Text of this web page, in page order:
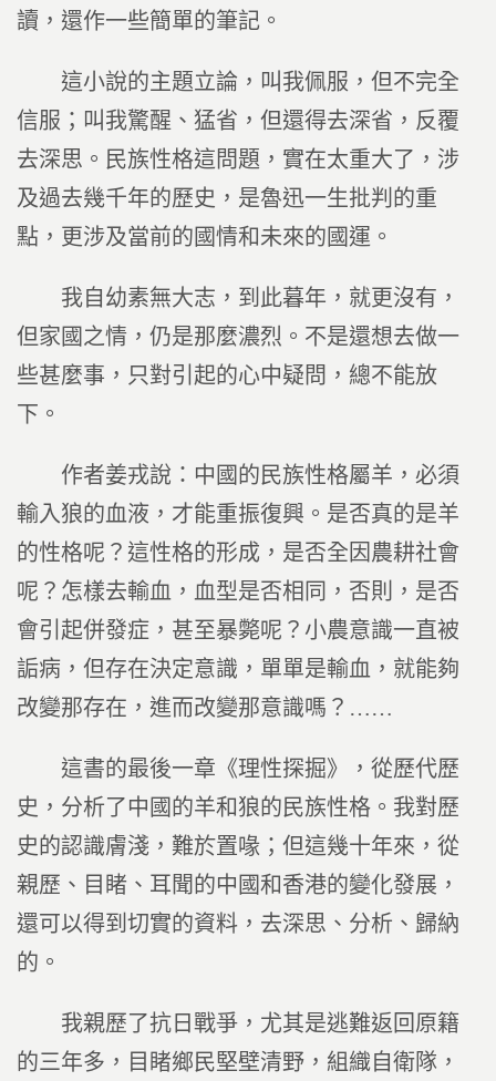
讀，還作一些簡單的筆記。
這小說的主題立論，叫我佩服，但不完全
信服；叫我驚醒、猛省，但還得去深省，反覆
去深思。民族性格這問題，實在太重大了，涉
及過去幾千年的歷史，是魯迅一生批判的重
點，更涉及當前的國情和未來的國運。
我自幼素無大志，到此暮年，就更沒有，
但家國之情，仍是那麼濃烈。不是還想去做一
些甚麼事，只對引起的心中疑問，總不能放
下。
作者姜戎說：中國的民族性格屬羊，必須
輸入狼的血液，才能重振復興。是否真的是羊
的性格呢？這性格的形成，是否全因農耕社會
呢？怎樣去輸血，血型是否相同，否則，是否
會引起併發症，甚至暴斃呢？小農意識一直被
詬病，但存在決定意識，單單是輸血，就能夠
改變那存在，進而改變那意識嗎？……
這書的最後一章《理性探掘》，從歷代歷
史，分析了中國的羊和狼的民族性格。我對歷
史的認識膚淺，難於置喙；但這幾十年來，從
親歷、目睹、耳聞的中國和香港的變化發展，
還可以得到切實的資料，去深思、分析、歸納
的。
我親歷了抗日戰爭，尤其是逃難返回原籍
的三年多，目睹鄉民堅壁清野，組織自衛隊，